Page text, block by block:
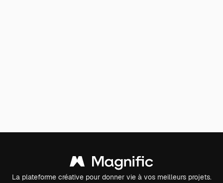
La plateforme créative pour donner vie à vos meilleurs projets.